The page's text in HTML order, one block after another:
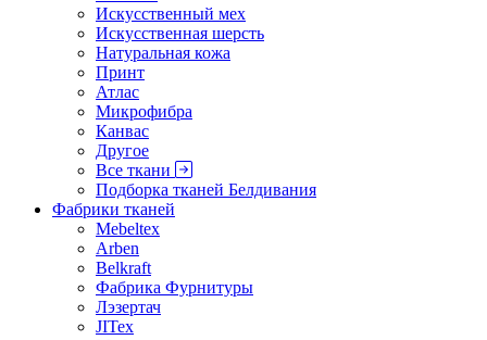
Искусственный мех
Искусственная шерсть
Натуральная кожа
Принт
Атлас
Микрофибра
Канвас
Другое
Все ткани
Подборка тканей Белдивания
Фабрики тканей
Mebeltex
Arben
Belkraft
Фабрика Фурнитуры
Лэзертач
JITex